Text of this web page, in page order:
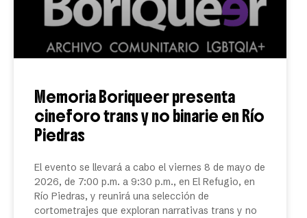
Memoria Boriqueer presenta
cineforo trans y no binarie en Río
Piedras
El evento se llevará a cabo el viernes 8 de mayo de
2026, de 7:00 p.m. a 9:30 p.m., en El Refugio, en
Río Piedras, y reunirá una selección de
cortometrajes que exploran narrativas trans y no